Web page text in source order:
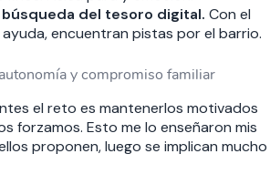
del tesoro digital. Con el
encuentran pistas por el barrio.
y compromiso familiar
el reto es mantenerlos motivados
forzamos. Esto me lo enseñaron mis
proponen, luego se implican mucho